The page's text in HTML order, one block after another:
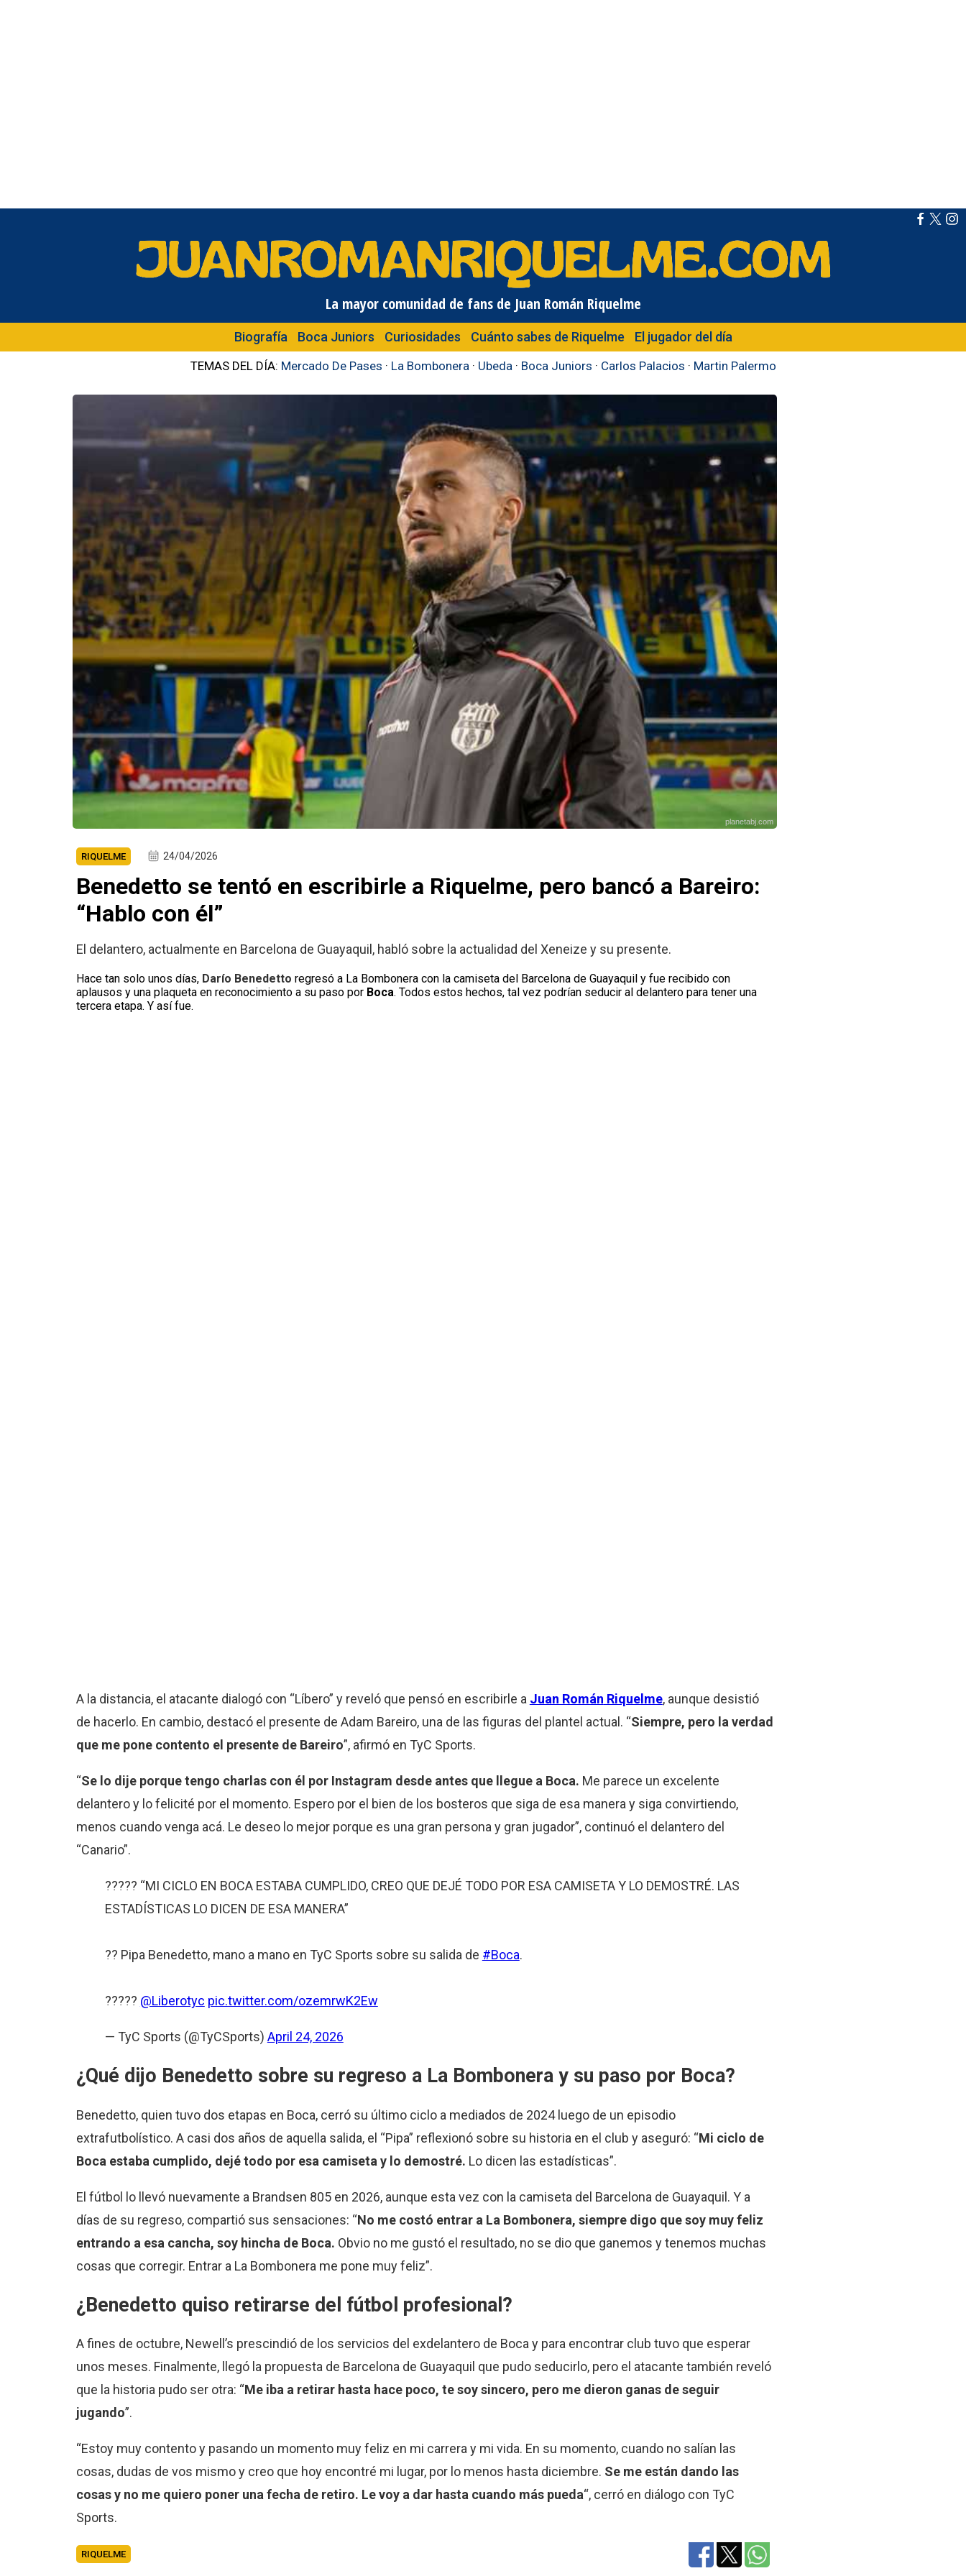
La mayor comunidad de fans de Juan Román Riquelme
Biografía Boca Juniors Curiosidades Cuánto sabes de Riquelme El jugador del día
TEMAS DEL DÍA: Mercado De Pases · La Bombonera · Ubeda · Boca Juniors · Carlos Palacios · Martin Palermo
planetabj.com
RIQUELME 24/04/2026
Benedetto se tentó en escribirle a Riquelme, pero bancó a Bareiro:
“Hablo con él”
El delantero, actualmente en Barcelona de Guayaquil, habló sobre la actualidad del Xeneize y su presente.
Hace tan solo unos días, Darío Benedetto regresó a La Bombonera con la camiseta del Barcelona de Guayaquil y fue recibido con
aplausos y una plaqueta en reconocimiento a su paso por Boca. Todos estos hechos, tal vez podrían seducir al delantero para tener una
tercera etapa. Y así fue.
A la distancia, el atacante dialogó con “Líbero” y reveló que pensó en escribirle a Juan Román Riquelme, aunque desistió
de hacerlo. En cambio, destacó el presente de Adam Bareiro, una de las figuras del plantel actual. “Siempre, pero la verdad
que me pone contento el presente de Bareiro”, afirmó en TyC Sports.
“Se lo dije porque tengo charlas con él por Instagram desde antes que llegue a Boca. Me parece un excelente
delantero y lo felicité por el momento. Espero por el bien de los bosteros que siga de esa manera y siga convirtiendo,
menos cuando venga acá. Le deseo lo mejor porque es una gran persona y gran jugador”, continuó el delantero del
“Canario”.
????? “MI CICLO EN BOCA ESTABA CUMPLIDO, CREO QUE DEJÉ TODO POR ESA CAMISETA Y LO DEMOSTRÉ. LAS
ESTADÍSTICAS LO DICEN DE ESA MANERA”
?? Pipa Benedetto, mano a mano en TyC Sports sobre su salida de #Boca.
????? @Liberotyc pic.twitter.com/ozemrwK2Ew
— TyC Sports (@TyCSports) April 24, 2026
¿Qué dijo Benedetto sobre su regreso a La Bombonera y su paso por Boca?
Benedetto, quien tuvo dos etapas en Boca, cerró su último ciclo a mediados de 2024 luego de un episodio
extrafutbolístico. A casi dos años de aquella salida, el “Pipa” reflexionó sobre su historia en el club y aseguró: “Mi ciclo de
Boca estaba cumplido, dejé todo por esa camiseta y lo demostré. Lo dicen las estadísticas”.
El fútbol lo llevó nuevamente a Brandsen 805 en 2026, aunque esta vez con la camiseta del Barcelona de Guayaquil. Y a
días de su regreso, compartió sus sensaciones: “No me costó entrar a La Bombonera, siempre digo que soy muy feliz
entrando a esa cancha, soy hincha de Boca. Obvio no me gustó el resultado, no se dio que ganemos y tenemos muchas
cosas que corregir. Entrar a La Bombonera me pone muy feliz”.
¿Benedetto quiso retirarse del fútbol profesional?
A fines de octubre, Newell’s prescindió de los servicios del exdelantero de Boca y para encontrar club tuvo que esperar
unos meses. Finalmente, llegó la propuesta de Barcelona de Guayaquil que pudo seducirlo, pero el atacante también reveló
que la historia pudo ser otra: “Me iba a retirar hasta hace poco, te soy sincero, pero me dieron ganas de seguir
jugando”.
“Estoy muy contento y pasando un momento muy feliz en mi carrera y mi vida. En su momento, cuando no salían las
cosas, dudas de vos mismo y creo que hoy encontré mi lugar, por lo menos hasta diciembre. Se me están dando las
cosas y no me quiero poner una fecha de retiro. Le voy a dar hasta cuando más pueda“, cerró en diálogo con TyC
Sports.
RIQUELME